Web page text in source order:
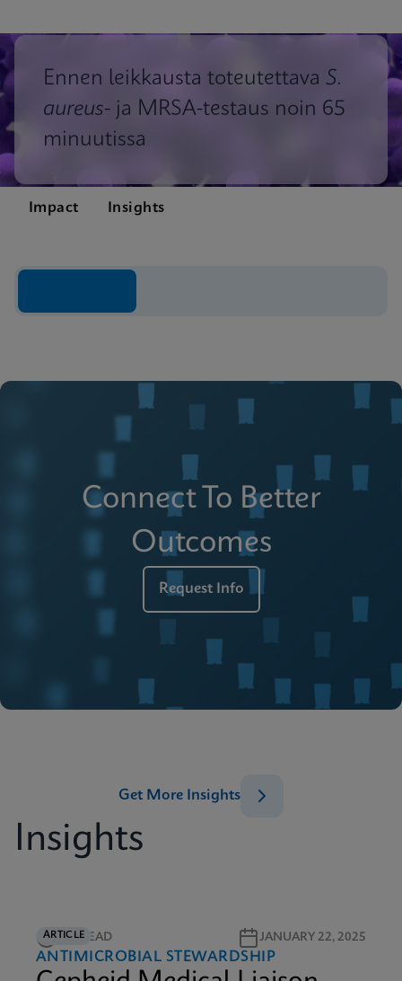
Ennen leikkausta toteutettava S.
aureus- ja MRSA-testaus noin 65
minuutissa
Impact Insights
Connect To Better
Outcomes
Request Info
Insights
Get More Insights
ARTICLE
3M READ JANUARY 22, 2025
ANTIMICROBIAL STEWARDSHIP